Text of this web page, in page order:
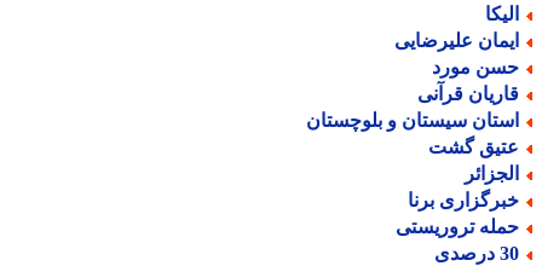
علیرضایی
مورد
قرآنی
سیستان و بلوچستان
گشت
برنا
تروریستی